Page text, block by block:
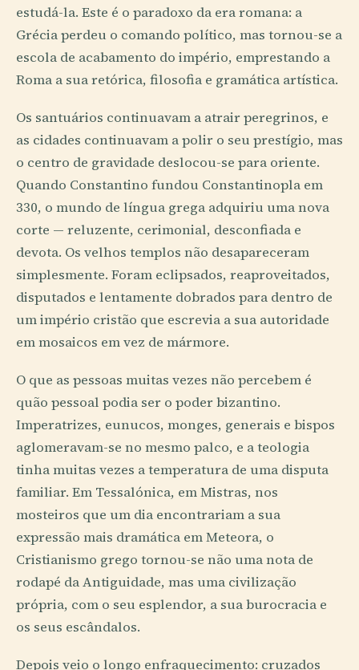
estudá-la. Este é o paradoxo da era romana: a
Grécia perdeu o comando político, mas tornou-se a
escola de acabamento do império, emprestando a
Roma a sua retórica, filosofia e gramática artística.
Os santuários continuavam a atrair peregrinos, e
as cidades continuavam a polir o seu prestígio, mas
o centro de gravidade deslocou-se para oriente.
Quando Constantino fundou Constantinopla em
330, o mundo de língua grega adquiriu uma nova
corte — reluzente, cerimonial, desconfiada e
devota. Os velhos templos não desapareceram
simplesmente. Foram eclipsados, reaproveitados,
disputados e lentamente dobrados para dentro de
um império cristão que escrevia a sua autoridade
em mosaicos em vez de mármore.
O que as pessoas muitas vezes não percebem é
quão pessoal podia ser o poder bizantino.
Imperatrizes, eunucos, monges, generais e bispos
aglomeravam-se no mesmo palco, e a teologia
tinha muitas vezes a temperatura de uma disputa
familiar. Em Tessalónica, em Mistras, nos
mosteiros que um dia encontrariam a sua
expressão mais dramática em Meteora, o
Cristianismo grego tornou-se não uma nota de
rodapé da Antiguidade, mas uma civilização
própria, com o seu esplendor, a sua burocracia e
os seus escândalos.
Depois veio o longo enfraquecimento: cruzados